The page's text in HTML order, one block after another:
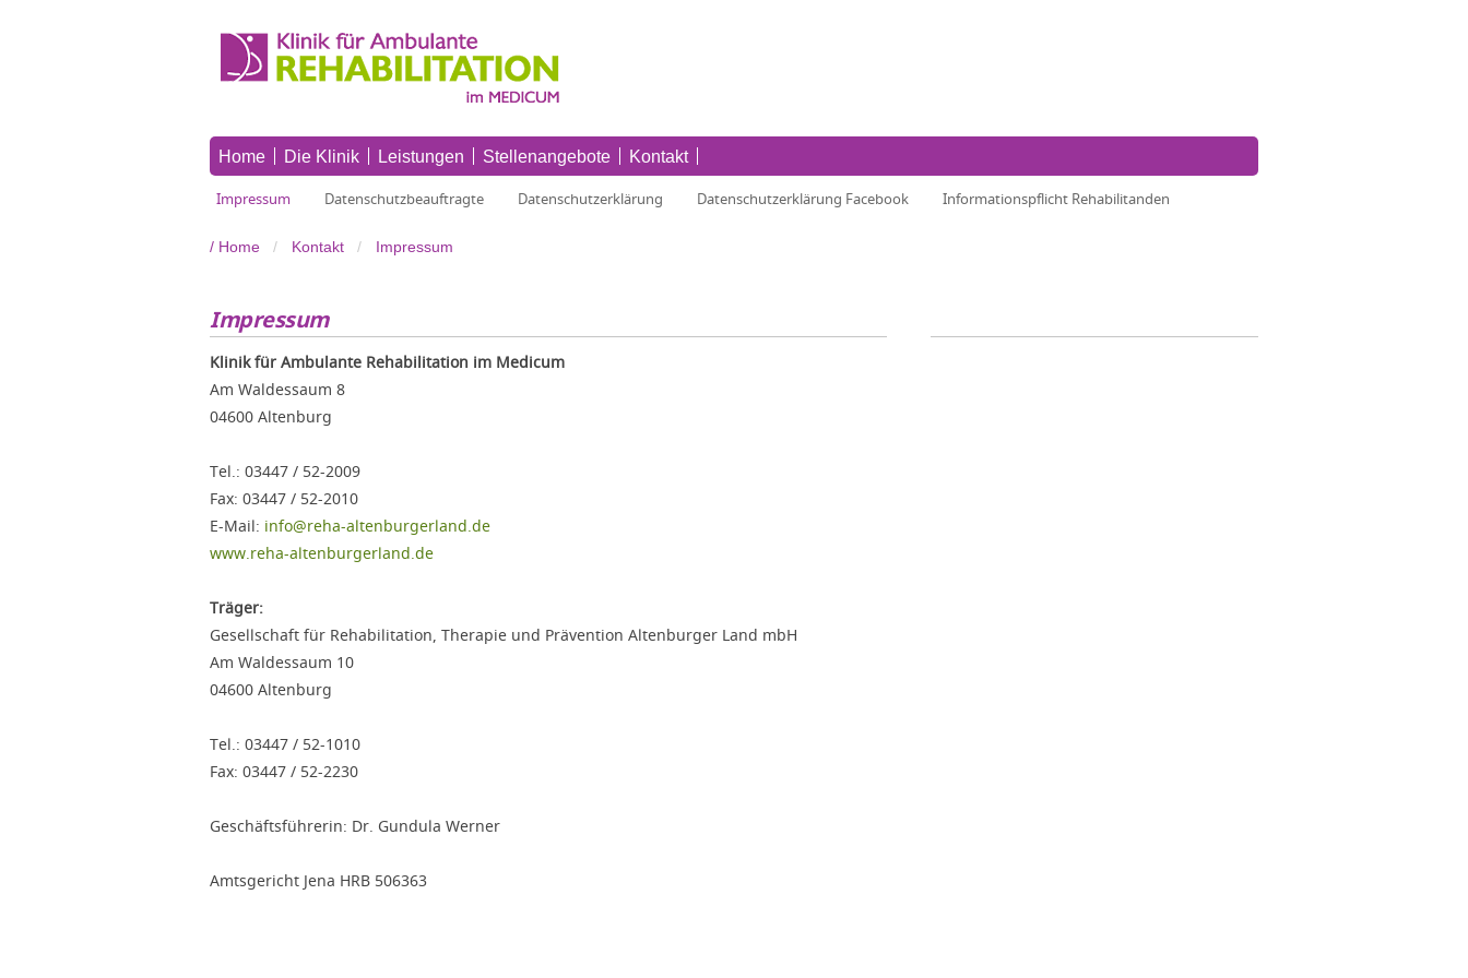
Home Die Klinik Leistungen Stellenangebote Kontakt
Impressum Datenschutzbeauftragte Datenschutzerklärung Datenschutzerklärung Facebook Informationspflicht Rehabilitanden
Home Kontakt Impressum
Impressum
Klinik für Ambulante Rehabilitation im Medicum
Am Waldessaum 8
04600 Altenburg
Tel.: 03447 / 52-2009
Fax: 03447 / 52-2010
E-Mail: info@reha-altenburgerland.de
www.reha-altenburgerland.de
Träger:
Gesellschaft für Rehabilitation, Therapie und Prävention Altenburger Land mbH
Am Waldessaum 10
04600 Altenburg
Tel.: 03447 / 52-1010
Fax: 03447 / 52-2230
Geschäftsführerin: Dr. Gundula Werner
Amtsgericht Jena HRB 506363